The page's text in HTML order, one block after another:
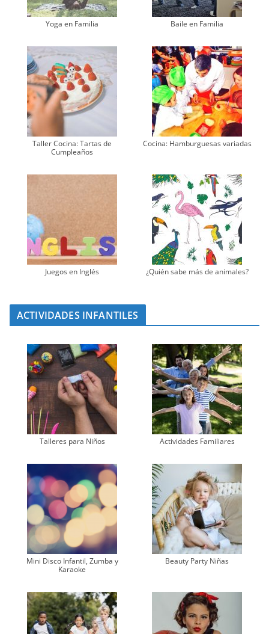
Yoga en Familia Baile en Familia
Taller Cocina: Tartas de
Cumpleaños
Cocina: Hamburguesas variadas
Juegos en Inglés ¿Quién sabe más de animales?
ACTIVIDADES INFANTILES
Talleres para Niños Actividades Familiares
Mini Disco Infantil, Zumba y
Karaoke
Beauty Party Niñas